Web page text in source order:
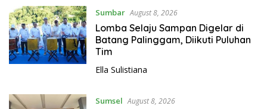
Sumbar August 8, 2026
Lomba Selaju Sampan Digelar di
Batang Palinggam, Diikuti Puluhan
Tim
Ella Sulistiana
Sumsel August 8, 2026